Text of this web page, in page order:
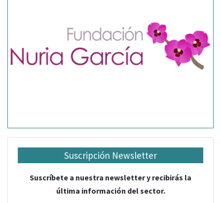
Suscripción Newsletter
Suscríbete a nuestra newsletter y recibirás la
última información del sector.